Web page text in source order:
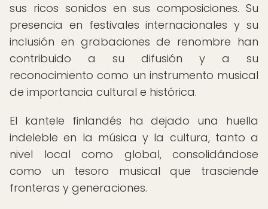
sus ricos sonidos en sus composiciones. Su
presencia en festivales internacionales y su
inclusión en grabaciones de renombre han
contribuido a su difusión y a su
reconocimiento como un instrumento musical
de importancia cultural e histórica.
El kantele finlandés ha dejado una huella
indeleble en la música y la cultura, tanto a
nivel local como global, consolidándose
como un tesoro musical que trasciende
fronteras y generaciones.